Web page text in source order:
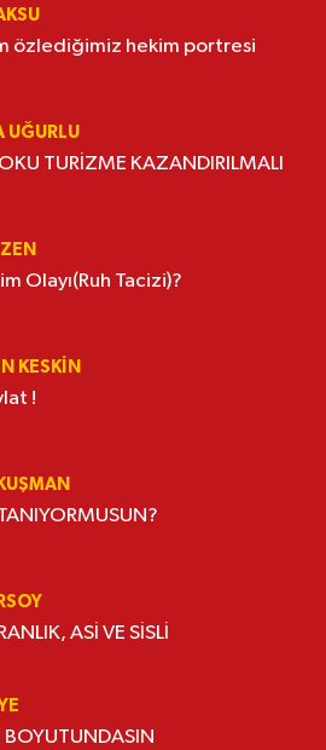
özlediğimiz hekim portresi
UĞURLU
TURİZME KAZANDIRILMALI
Olayı(Ruh Tacizi)?
KESKİN
!
ASİ VE SİSLİ